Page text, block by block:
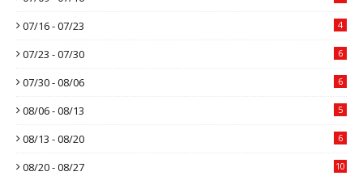
07/16 - 07/23 4
07/23 - 07/30 6
07/30 - 08/06 6
08/06 - 08/13 5
08/13 - 08/20 6
08/20 - 08/27 10